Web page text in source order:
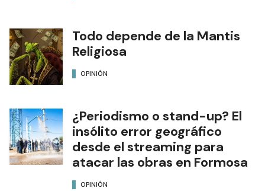
Todo depende de la Mantis
Religiosa
OPINIÓN
¿Periodismo o stand-up? El
insólito error geográfico
desde el streaming para
atacar las obras en Formosa
OPINIÓN